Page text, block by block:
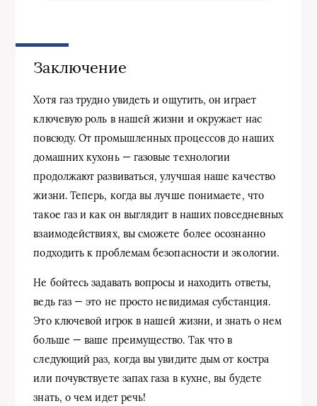
Заключение
Хотя газ трудно увидеть и ощутить, он играет
ключевую роль в нашей жизни и окружает нас
повсюду. От промышленных процессов до наших
домашних кухонь — газовые технологии
продолжают развиваться, улучшая наше качество
жизни. Теперь, когда вы лучше понимаете, что
такое газ и как он выглядит в наших повседневных
взаимодействиях, вы сможете более осознанно
подходить к проблемам безопасности и экологии.
Не бойтесь задавать вопросы и находить ответы,
ведь газ — это не просто невидимая субстанция.
Это ключевой игрок в нашей жизни, и знать о нем
больше — ваше преимущество. Так что в
следующий раз, когда вы увидите дым от костра
или почувствуете запах газа в кухне, вы будете
знать, о чем идет речь!